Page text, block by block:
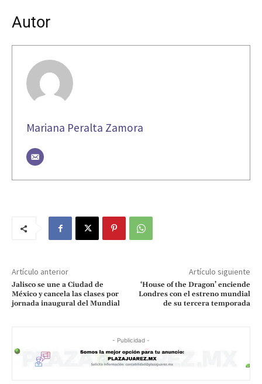
Autor
Mariana Peralta Zamora
Artículo anterior
Jalisco se une a Ciudad de
México y cancela las clases por
jornada inaugural del Mundial
Artículo siguiente
‘House of the Dragon’ enciende
Londres con el estreno mundial
de su tercera temporada
- Publicidad -